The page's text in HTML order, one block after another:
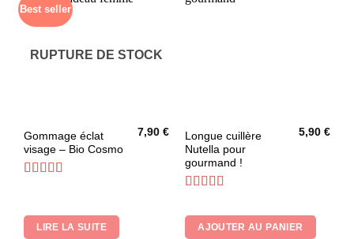
Best seller
RUPTURE DE STOCK
Gommage éclat
visage – Bio Cosmo
7,90€
LIRE LA SUITE
Longue cuillère
Nutella pour
gourmand !
sur 5
5,90€
AJOUTER AU PANIER